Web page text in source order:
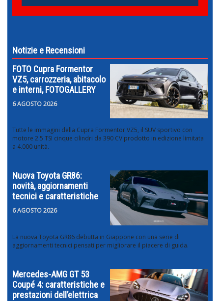
Notizie e Recensioni
FOTO Cupra Formentor
VZ5, carrozzeria, abitacolo
e interni, FOTOGALLERY
6 AGOSTO 2026
Tutte le immagini della Cupra Formentor VZ5, il SUV sportivo con
motore 2.5 TSI cinque cilindri da 390 CV prodotto in edizione limitata
a 4.000 unità.
Nuova Toyota GR86:
novità, aggiornamenti
tecnici e caratteristiche
6 AGOSTO 2026
La nuova Toyota GR86 debutta in Giappone con una serie di
aggiornamenti tecnici pensati per migliorare il piacere di guida.
Mercedes-AMG GT 53
Coupé 4: caratteristiche e
prestazioni dell’elettrica